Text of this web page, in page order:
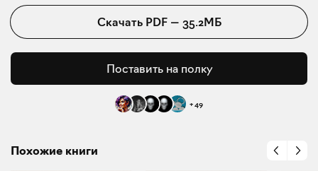
Скачать PDF— 35.2МБ
Поставить на полку
+49
Похожие книги